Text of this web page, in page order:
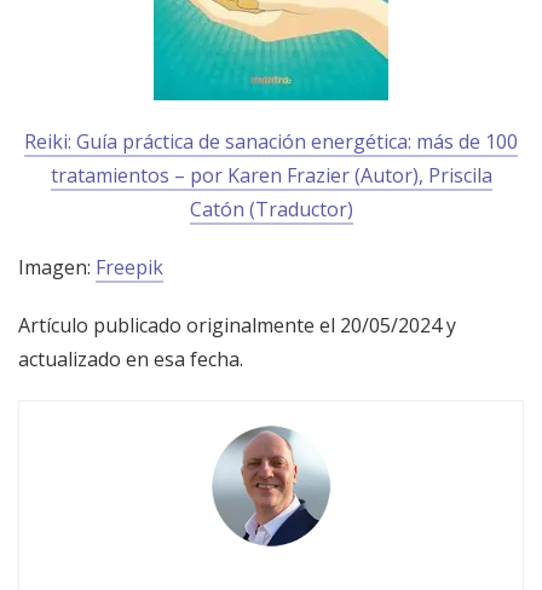
Reiki: Guía práctica de sanación energética: más de 100
tratamientos – por Karen Frazier(Autor), Priscila
Catón (Traductor)
Imagen: Freepik
Artículo publicado originalmente el 20/05/2024 y
actualizado en esa fecha.